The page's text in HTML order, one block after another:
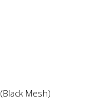
Mesh)